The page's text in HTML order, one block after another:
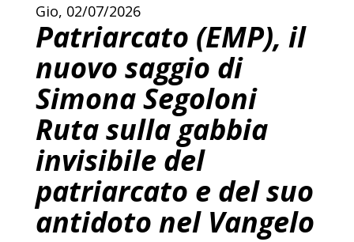
Gio, 02/07/2026
Patriarcato (EMP), il
nuovo saggio di
Simona Segoloni
Ruta sulla gabbia
invisibile del
patriarcato e del suo
antidoto nel Vangelo